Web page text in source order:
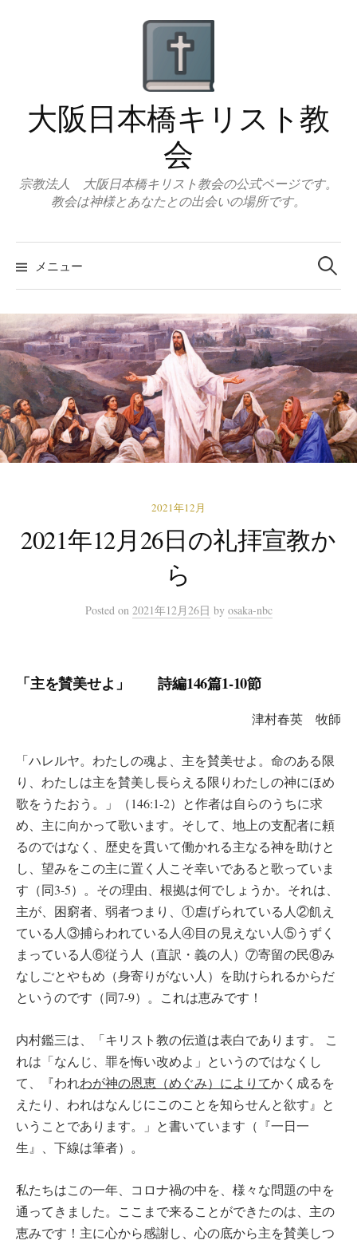
ッ
大阪日本橋キリスト教
会
宗教法人 大阪日本橋キリスト教会の公式ページです。
教会は神様とあなたとの出会いの場所です。
メニュー
検
索:
2021年12月
2021年12月26日の礼拝宣教か
ら
Posted on 2021年12月26日 by osaka-nbc
「主を賛美せよ」 詩編146篇1-10節
津村春英 牧師
「ハレルヤ。わたしの魂よ、主を賛美せよ。命のある限
り、わたしは主を賛美し長らえる限りわたしの神にほめ
歌をうたおう。」（146:1-2）と作者は自らのうちに求
め、主に向かって歌います。そして、地上の支配者に頼
るのではなく、歴史を貫いて働かれる主なる神を助けと
し、望みをこの主に置く人こそ幸いであると歌っていま
す（同3-5）。その理由、根拠は何でしょうか。それは、
主が、困窮者、弱者つまり、①虐げられている人②飢え
ている人③捕らわれている人④目の見えない人⑤うずく
まっている人⑥従う人（直訳・義の人）⑦寄留の民⑧み
なしごとやもめ（身寄りがない人）を助けられるからだ
というのです（同7-9）。これは恵みです！
内村鑑三は、「キリスト教の伝道は表白であります。 こ
れは「なんじ、罪を悔い改めよ」というのではなくし
て、『われわが神の恩恵（めぐみ）によりてかく成るを
えたり、われはなんじにこのことを知らせんと欲す』と
いうことであります。」と書いています（『一日一
生』、下線は筆者）。
私たちはこの一年、コロナ禍の中を、様々な問題の中を
通ってきました。ここまで来ることができたのは、主の
恵みです！主に心から感謝し、心の底から主を賛美しつ